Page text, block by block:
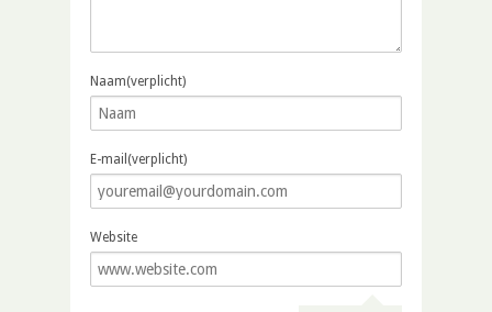
Naam(verplicht)
E-mail(verplicht)
Website